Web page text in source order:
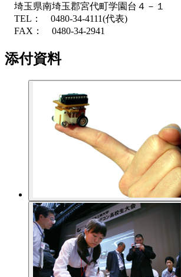
埼玉県南埼玉郡宮代町学園台４－１
TEL： 0480-34-4111(代表)
FAX： 0480-34-2941
添付資料